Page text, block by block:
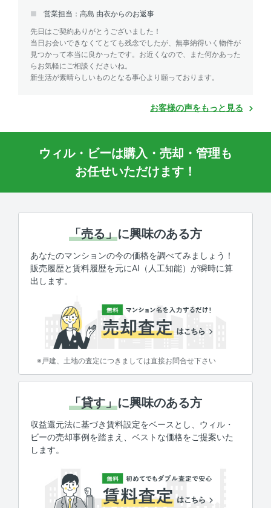
営業担当：高島 由衣からのお返事
先日はご契約ありがとうございました！
当日お会いできなくてとても残念でしたが、無事納得いく物件が
見つかって本当に良かったです。お近くなので、また何かあった
らお気軽にご相談くださいね。
新生活が素晴らしいものとなる事心より願っております。
お客様の声をもっと見る
ウィル・ビーは購入・売却・管理も
お任せいただけます！
「売る」に興味のある方
あなたのマンションの今の価格を調べてみましょう！
販売履歴と賃料履歴を元にAI（人工知能）が瞬時に算
出します。
※戸建、土地の査定につきましては直接お問合せ下さい
「貸す」に興味のある方
収益還元法に基づき賃料設定をベースとし、ウィル・
ビーの売却事例を踏まえ、ベストな価格をご提案いた
します。